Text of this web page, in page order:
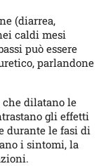
(diarrea,
caldi mesi
può essere
parlandone
che dilatano le
gli effetti
durante le fasi di
i sintomi, la